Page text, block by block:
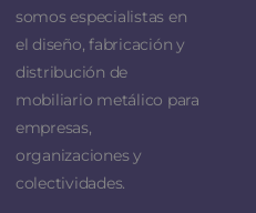
somos especialistas en
el diseño, fabricación y
distribución de
mobiliario metálico para
empresas,
organizaciones y
colectividades.